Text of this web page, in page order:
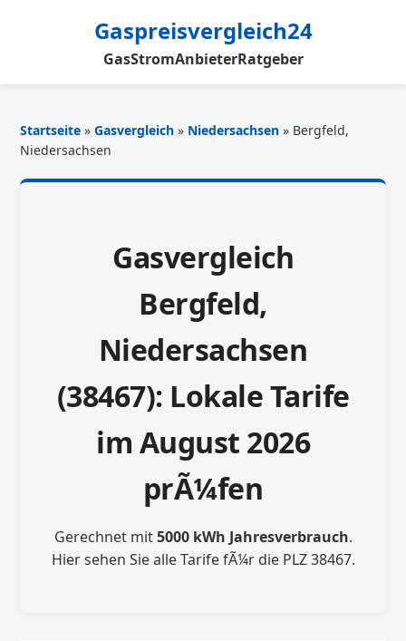
Gaspreisvergleich24
GasStromAnbieterRatgeber
Startseite »Gasvergleich » Niedersachsen » Bergfeld,
Niedersachsen
Gasvergleich
Bergfeld,
Niedersachsen
(38467): Lokale Tarife
im August 2026
prÃ¼fen
Gerechnet mit5000 kWh Jahresverbrauch.
Hier sehen Sie alle Tarife fÃ¼r die PLZ 38467.